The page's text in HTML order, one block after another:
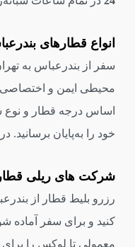
انواع قطارهای
سفر از بندرعباس به
محیطی ایمن و اختصاصی
اساس درجه قطار و نوع
خود را به‌پایان
شرکت‌ های ریلی
کنید و برای سفر آماده
معمولی تا لوکس را